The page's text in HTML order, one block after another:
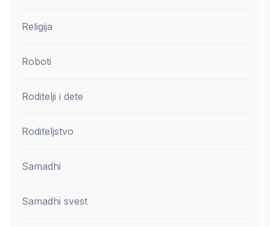
Religija
Roboti
Roditelji i dete
Roditeljstvo
Samadhi
Samadhi svest